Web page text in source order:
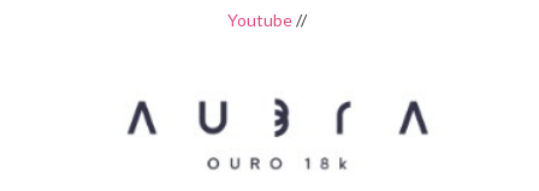
Youtube//